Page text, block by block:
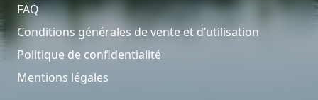
FAQ
Conditions générales de vente et d’utilisation
Politique de confidentialité
Mentions légales